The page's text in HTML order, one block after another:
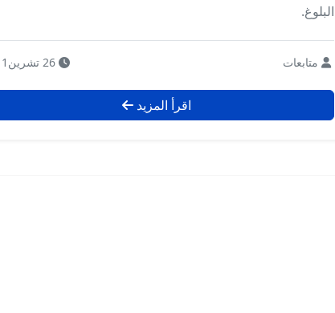
البلوغ.
متابعات
اقرأ المزيد